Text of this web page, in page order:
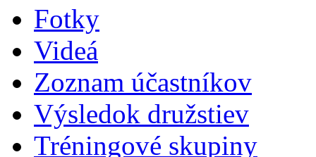
Fotky
Videá
Zoznam účastníkov
Výsledok družstiev
Tréningové skupiny